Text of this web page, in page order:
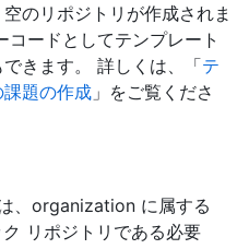
のリポジトリが作成されま
ードとしてテンプレート
きます。 詳しくは、「テ
題の作成 」をご覧くださ
、organization に属する
リポジトリである必要